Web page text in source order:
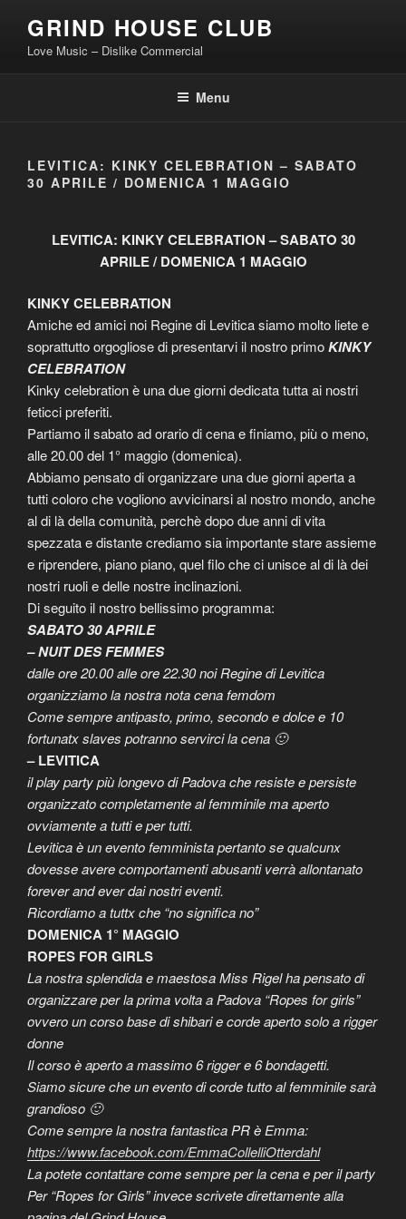
content
GRIND HOUSE CLUB
Love Music – Dislike Commercial
Menu
LEVITICA: KINKY CELEBRATION – SABATO
30 APRILE / DOMENICA 1 MAGGIO
LEVITICA: KINKY CELEBRATION – SABATO 30
APRILE / DOMENICA 1 MAGGIO
KINKY CELEBRATION
Amiche ed amici noi Regine di Levitica siamo molto liete e
soprattutto orgogliose di presentarvi il nostro primoKINKY
CELEBRATION
Kinky celebration è una due giorni dedicata tutta ai nostri
feticci preferiti.
Partiamo il sabato ad orario di cena e finiamo, più o meno,
alle 20.00 del 1° maggio (domenica).
Abbiamo pensato di organizzare una due giorni aperta a
tutti coloro che vogliono avvicinarsi al nostro mondo, anche
al di là della comunità, perchè dopo due anni di vita
spezzata e distante crediamo sia importante stare assieme
e riprendere, piano piano, quel filo che ci unisce al di là dei
nostri ruoli e delle nostre inclinazioni.
Di seguito il nostro bellissimo programma:
SABATO 30 APRILE
– NUIT DES FEMMES
dalle ore 20.00 alle ore 22.30 noi Regine di Levitica
organizziamo la nostra nota cena femdom
Come sempre antipasto, primo, secondo e dolce e 10
fortunatx slaves potranno servirci la cena 🙂
– LEVITICA
il play party più longevo di Padova che resiste e persiste
organizzato completamente al femminile ma aperto
ovviamente a tutti e per tutti.
Levitica è un evento femminista pertanto se qualcunx
dovesse avere comportamenti abusanti verrà allontanato
forever and ever dai nostri eventi.
Ricordiamo a tuttx che “no significa no”
DOMENICA 1° MAGGIO
ROPES FOR GIRLS
La nostra splendida e maestosa Miss Rigel ha pensato di
organizzare per la prima volta a Padova “Ropes for girls”
ovvero un corso base di shibari e corde aperto solo a rigger
donne
Il corso è aperto a massimo 6 rigger e 6 bondagetti.
Siamo sicure che un evento di corde tutto al femminile sarà
grandioso 🙂
Come sempre la nostra fantastica PR è Emma:
https://www.facebook.com/EmmaCollelliOtterdahl
La potete contattare come sempre per la cena e per il party
Per “Ropes for Girls” invece scrivete direttamente alla